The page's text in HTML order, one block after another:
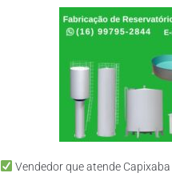
Vendedor que atende